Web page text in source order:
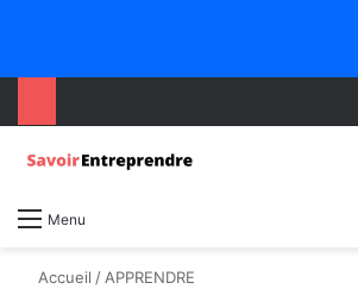
Menu
Accueil /APPRENDRE